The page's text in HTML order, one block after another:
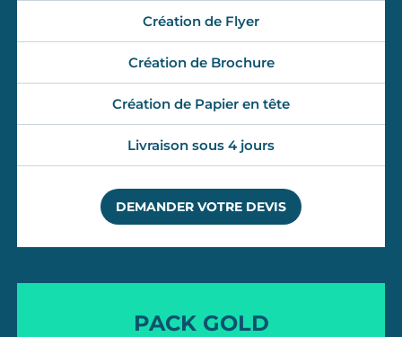
Création de Flyer
Création de Brochure
Création de Papier en tête
Livraison sous 4 jours
DEMANDER VOTRE DEVIS
PACK GOLD